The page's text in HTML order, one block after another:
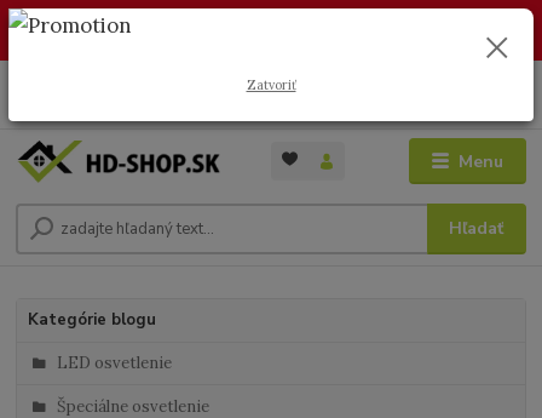
🏖️ DOVOLENKA 30.7.2026 – 9.8.2026 · Objednávky vybavíme po
Menu
Hľadať
Kategórie blogu
LED osvetlenie
Špeciálne osvetlenie
Zatvoriť